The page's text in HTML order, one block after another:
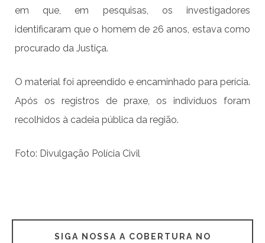
em que, em pesquisas, os investigadores
identificaram que o homem de 26 anos, estava como
procurado da Justiça.
O material foi apreendido e encaminhado para perícia.
Após os registros de praxe, os indivíduos foram
recolhidos à cadeia pública da região.
Foto: Divulgação Polícia Civil
SIGA NOSSA A COBERTURA NO